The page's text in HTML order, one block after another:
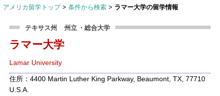
アメリカ留学トップ > 条件から検索 > ラマー大学の留学情報
テキサス州 州立 ・総合大学
ラマー大学
Lamar University
住所：4400 Martin Luther King Parkway, Beaumont, TX, 77710
U.S.A.